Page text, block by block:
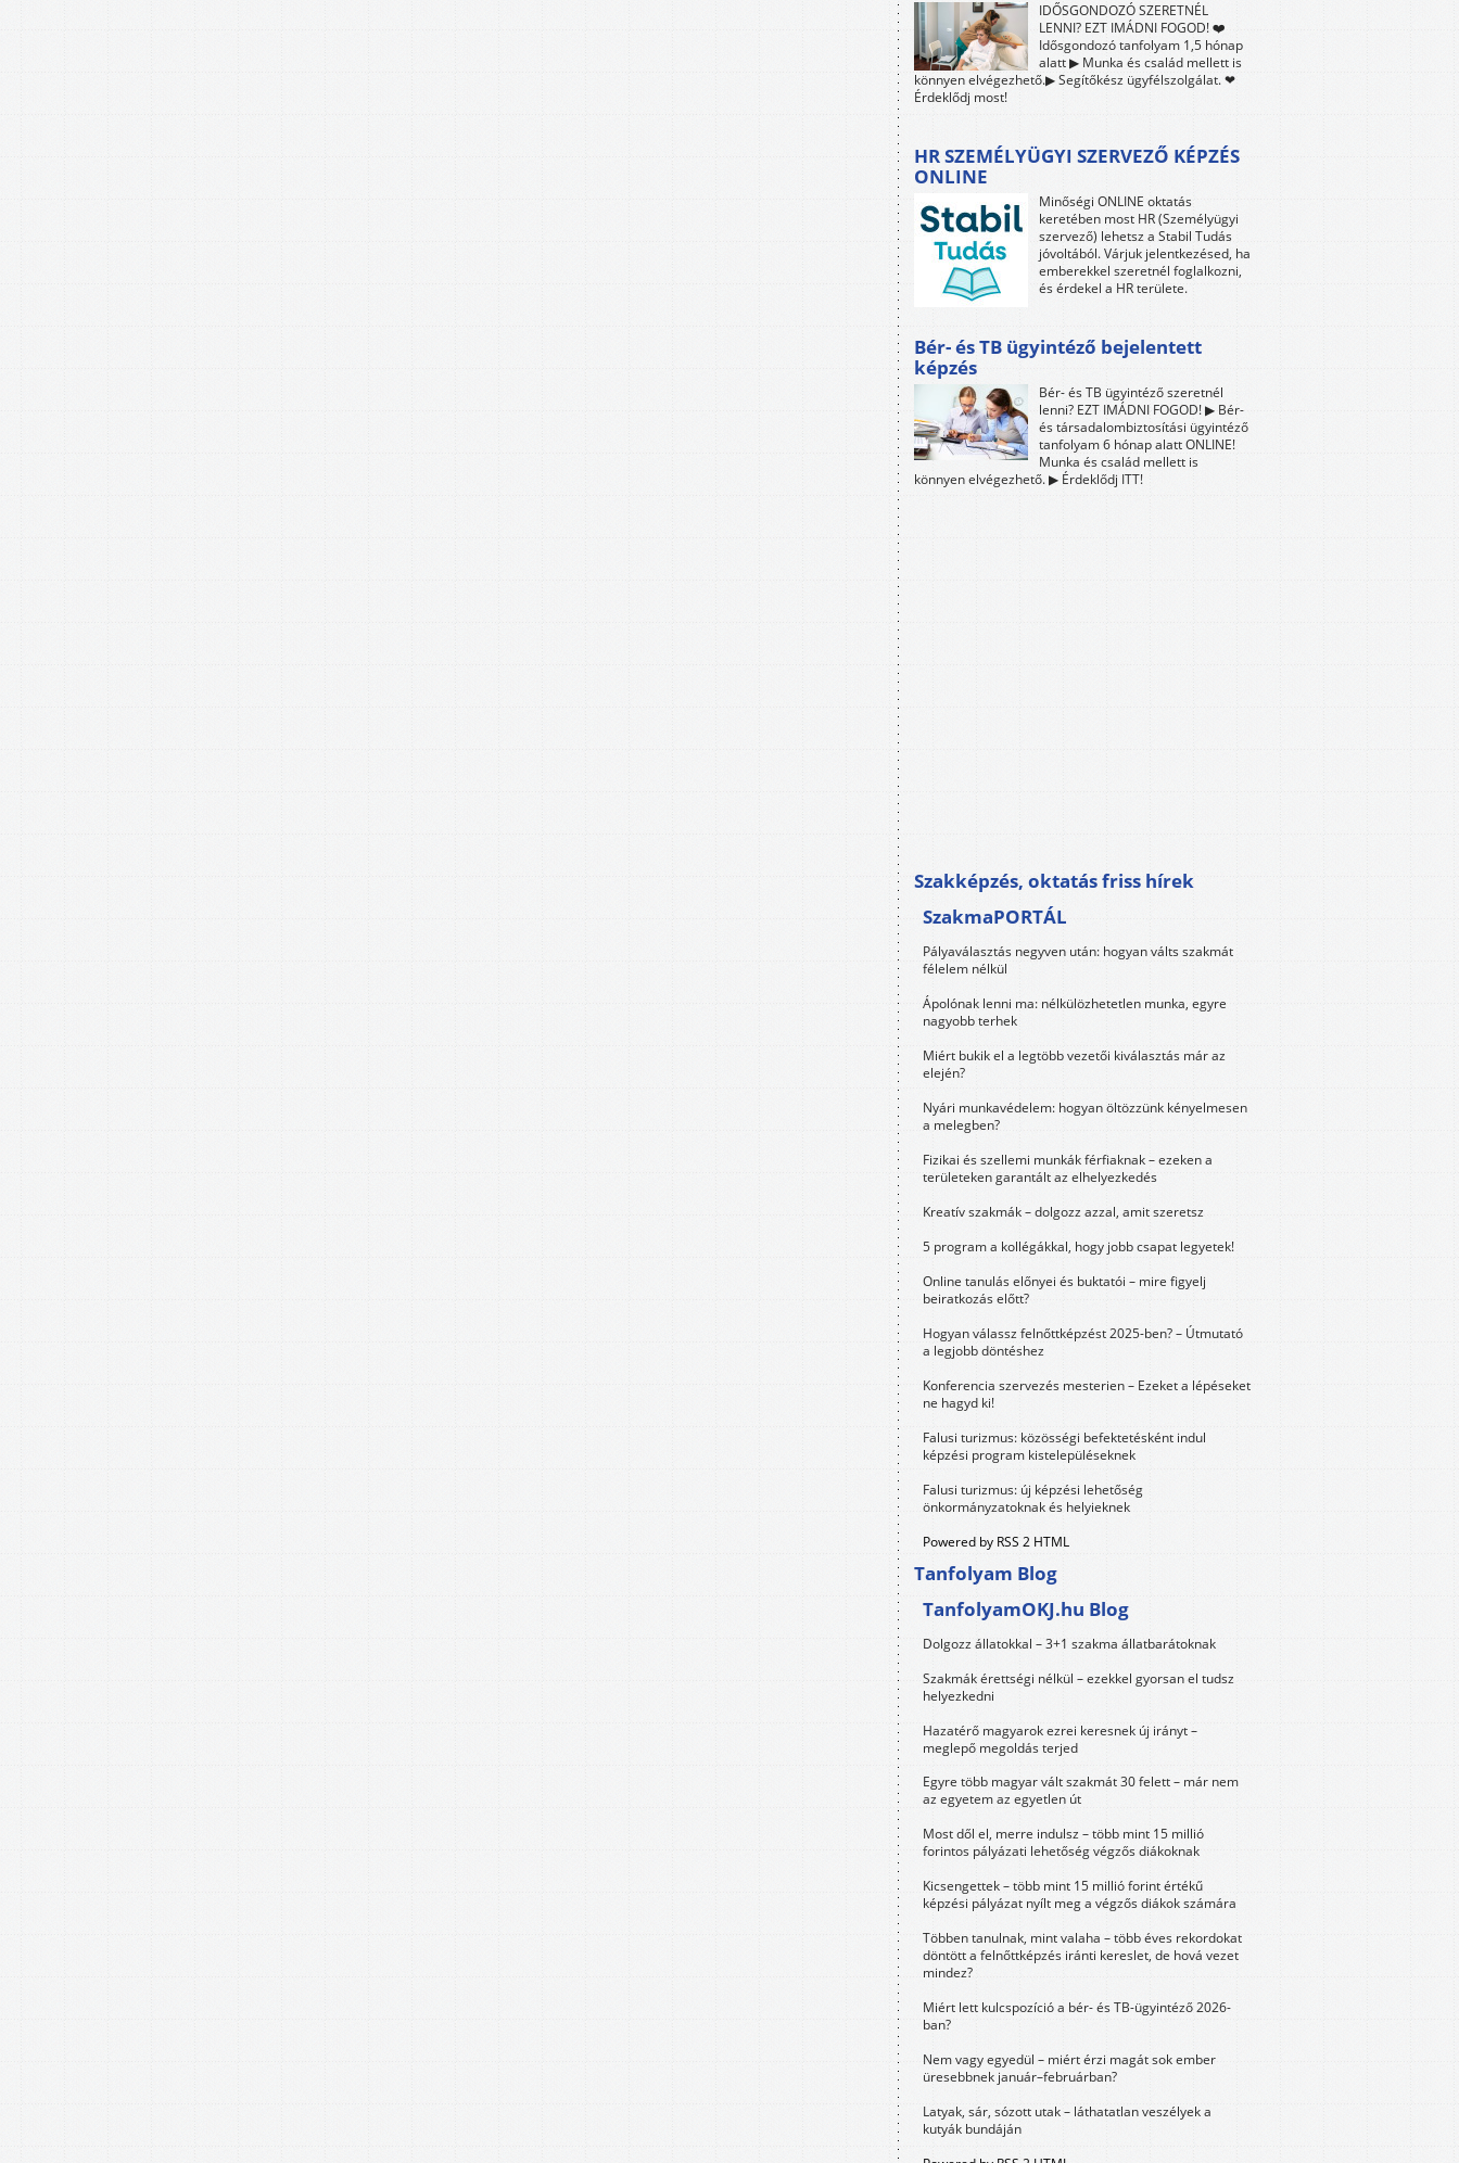
IDŐSGONDOZÓ SZERETNÉL
LENNI? EZT IMÁDNI FOGOD! ❤️
Idősgondozó tanfolyam 1,5 hónap
alatt ▶ Munka és család mellett is
könnyen elvégezhető.▶ Segítőkész ügyfélszolgálat. ❤
Érdeklődj most!
HR SZEMÉLYÜGYI SZERVEZŐ KÉPZÉS
ONLINE
Minőségi ONLINE oktatás
keretében most HR (Személyügyi
szervező) lehetsz a Stabil Tudás
jóvoltából. Várjuk jelentkezésed, ha
emberekkel szeretnél foglalkozni,
és érdekel a HR területe.
Bér- és TB ügyintéző bejelentett
képzés
Bér- és TB ügyintéző szeretnél
lenni? EZT IMÁDNI FOGOD! ▶ Bér-
és társadalombiztosítási ügyintéző
tanfolyam 6 hónap alatt ONLINE!
Munka és család mellett is
könnyen elvégezhető. ▶ Érdeklődj ITT!
Szakképzés, oktatás friss hírek
SzakmaPORTÁL
Pályaválasztás negyven után: hogyan válts szakmát
félelem nélkül
Ápolónak lenni ma: nélkülözhetetlen munka, egyre
nagyobb terhek
Miért bukik el a legtöbb vezetői kiválasztás már az
elején?
Nyári munkavédelem: hogyan öltözzünk kényelmesen
a melegben?
Fizikai és szellemi munkák férfiaknak – ezeken a
területeken garantált az elhelyezkedés
Kreatív szakmák – dolgozz azzal, amit szeretsz
5 program a kollégákkal, hogy jobb csapat legyetek!
Online tanulás előnyei és buktatói – mire figyelj
beiratkozás előtt?
Hogyan válassz felnőttképzést 2025-ben? – Útmutató
a legjobb döntéshez
Konferencia szervezés mesterien – Ezeket a lépéseket
ne hagyd ki!
Falusi turizmus: közösségi befektetésként indul
képzési program kistelepüléseknek
Falusi turizmus: új képzési lehetőség
önkormányzatoknak és helyieknek
Powered by RSS 2 HTML
Tanfolyam Blog
TanfolyamOKJ.hu Blog
Dolgozz állatokkal – 3+1 szakma állatbarátoknak
Szakmák érettségi nélkül – ezekkel gyorsan el tudsz
helyezkedni
Hazatérő magyarok ezrei keresnek új irányt –
meglepő megoldás terjed
Egyre több magyar vált szakmát 30 felett – már nem
az egyetem az egyetlen út
Most dől el, merre indulsz – több mint 15 millió
forintos pályázati lehetőség végzős diákoknak
Kicsengettek – több mint 15 millió forint értékű
képzési pályázat nyílt meg a végzős diákok számára
Többen tanulnak, mint valaha – több éves rekordokat
döntött a felnőttképzés iránti kereslet, de hová vezet
mindez?
Miért lett kulcspozíció a bér- és TB-ügyintéző 2026-
ban?
Nem vagy egyedül – miért érzi magát sok ember
üresebbnek január–februárban?
Latyak, sár, sózott utak – láthatatlan veszélyek a
kutyák bundáján